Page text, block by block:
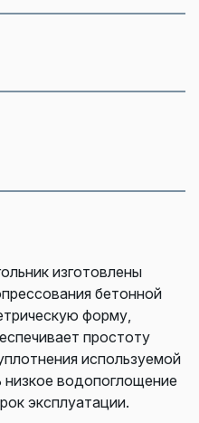
изготовлены
бетонной
форму,
простоту
используемой
водопоглощение
эксплуатации.